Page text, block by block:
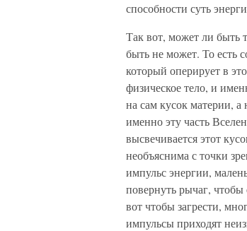
способности суть
Так вот, может ли быть
быть не может. То есть
который оперирует в
физическое тело, и
на сам кусок материи, а
именно эту часть
высвечивается этот
необъяснима с точки
импульс энергии,
повернуть рычаг,
вот чтобы загрести,
импульсы приходят